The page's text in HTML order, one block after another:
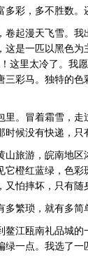
，多不胜数。
漫天飞雪。我
这是一匹以黑色
这里太冷了。我
三彩马。独特的
冒着霜雪，走
候没有快递，只
游，皖南地区
它橙红蓝绿，色
又怕摔坏，只有
琐，就有多简
瓯南礼品城的
绿一点。我选了